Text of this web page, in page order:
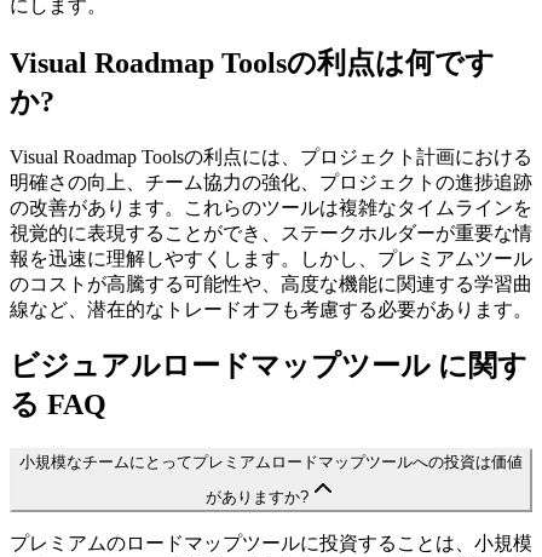
にします。
Visual Roadmap Toolsの利点は何です
か?
Visual Roadmap Toolsの利点には、プロジェクト計画における
明確さの向上、チーム協力の強化、プロジェクトの進捗追跡
の改善があります。これらのツールは複雑なタイムラインを
視覚的に表現することができ、ステークホルダーが重要な情
報を迅速に理解しやすくします。しかし、プレミアムツール
のコストが高騰する可能性や、高度な機能に関連する学習曲
線など、潜在的なトレードオフも考慮する必要があります。
ビジュアルロードマップツール に関す
る FAQ
小規模なチームにとってプレミアムロードマップツールへの投資は価値
がありますか?
プレミアムのロードマップツールに投資することは、小規模